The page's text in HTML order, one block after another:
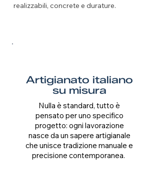
realizzabili, concrete e durature.
Artigianato italiano
su misura
Nulla è standard, tutto è
pensato per uno specifico
progetto: ogni lavorazione
nasce da un sapere artigianale
che unisce tradizione manuale e
precisione contemporanea.